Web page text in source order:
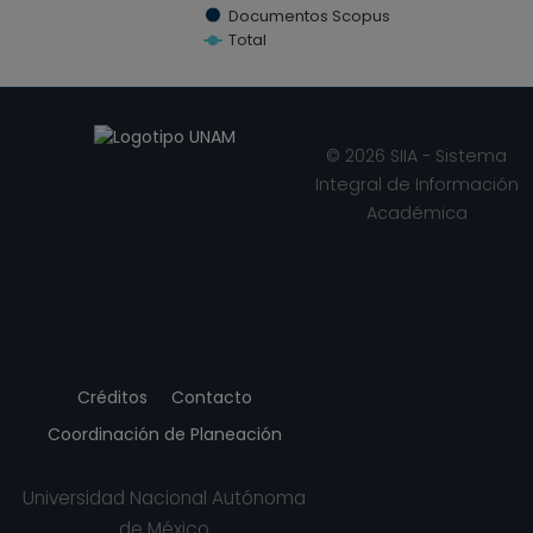
Documentos Scopus
Total
End of interactive chart.
Créditos
Contacto
Coordinación de Planeación
Universidad Nacional Autónoma
© 2026 SIIA - Sistema
Integral de Información
Académica